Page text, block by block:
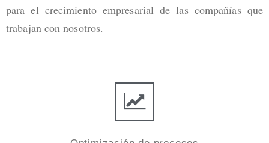
para el crecimiento empresarial de las compañías que
trabajan con nosotros.